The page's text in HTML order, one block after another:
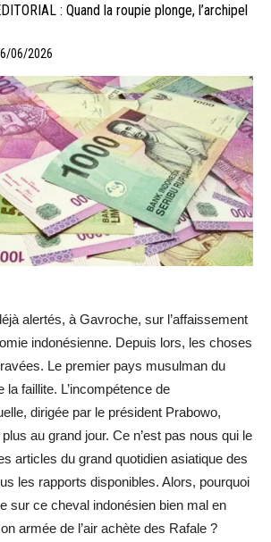
: Quand la roupie plonge, l’archipel
06/2026
alertés, à Gavroche, sur l’affaissement
indonésienne. Depuis lors, les choses
Le premier pays musulman du
la faillite. L’incompétence de
dirigée par le président Prabowo,
au grand jour. Ce n’est pas nous qui le
articles du grand quotidien asiatique des
les rapports disponibles. Alors, pourquoi
sur ce cheval indonésien bien mal en
armée de l’air achète des Rafale ?